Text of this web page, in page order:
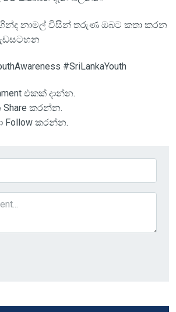
නාමල් විසින් තරුණ ඔබට කතා කරන
#SriLankaYouth
එකක් දාන්න.
කරන්න.
Follow කරන්න.